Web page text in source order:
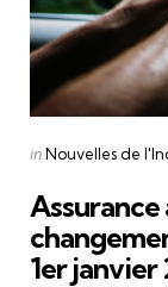
Categories
Posted
inNouvelles de
Assurance
1er janvier